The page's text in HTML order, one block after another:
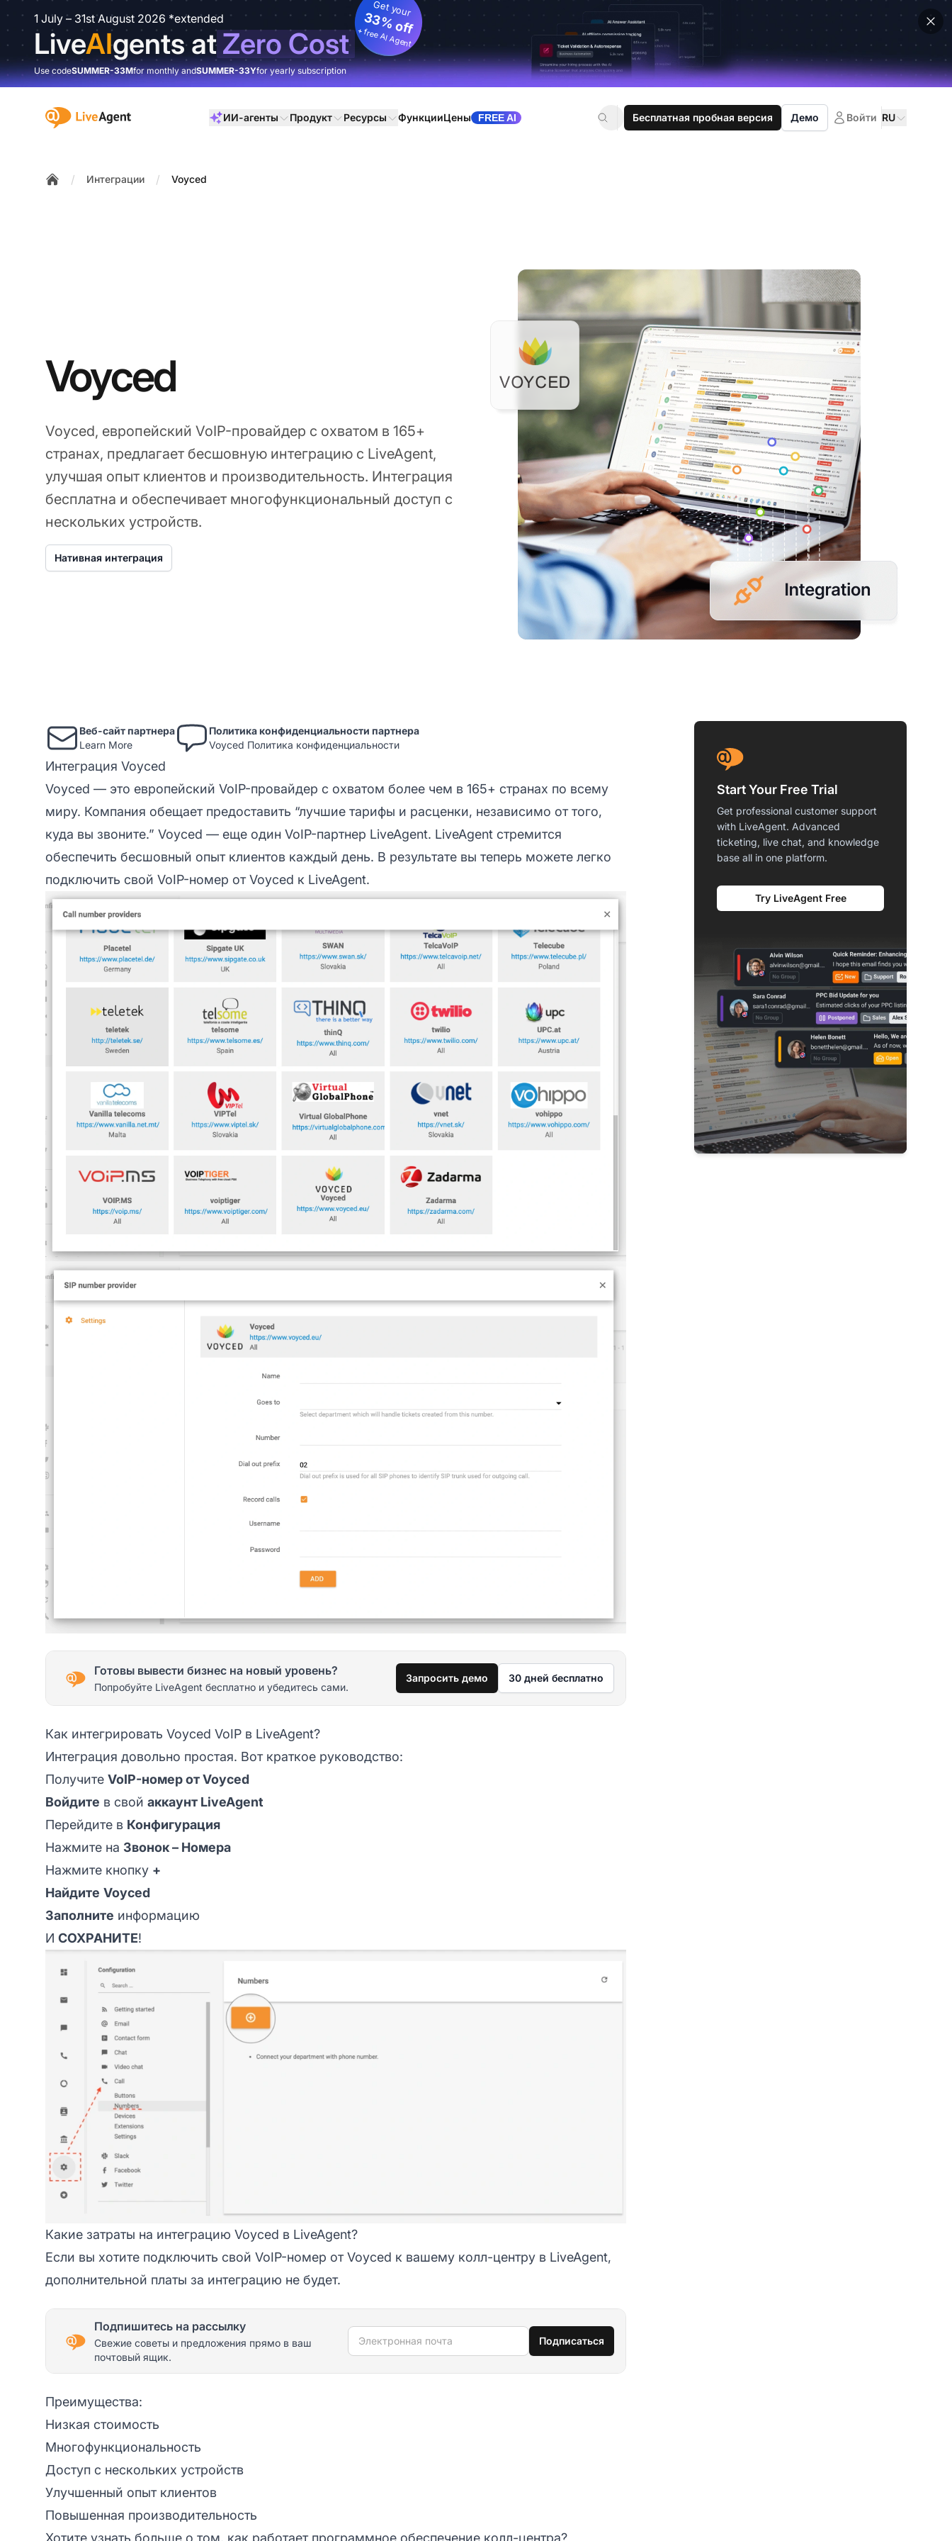
1 July – 31st August 2026 *extended
LiveAIgents atZero Cost
Get your
33% off
+ free AI Agent
Use codeSUMMER-33Mfor monthly andSUMMER-33Yfor yearly subscription
:site.title ИИ-агенты Продукт Ресурсы ФункцииЦены FREE AI Бесплатная пробная версия Демо Войти RU
/ Интеграции / Voyced
Voyced
Voyced, европейский VoIP-провайдер с охватом в 165+
странах, предлагает бесшовную интеграцию с LiveAgent,
улучшая опыт клиентов и производительность. Интеграция
бесплатна и обеспечивает многофункциональный доступ с
нескольких устройств.
Нативная интеграция
Веб-сайт партнера
Learn More
Политика конфиденциальности партнера
Voyced Политика конфиденциальности
Интеграция Voyced
Voyced — это европейский VoIP-провайдер с охватом более чем в 165+ странах по всему
миру. Компания обещает предоставить “лучшие тарифы и расценки, независимо от того,
куда вы звоните.” Voyced — еще один VoIP-партнер LiveAgent. LiveAgent стремится
обеспечить бесшовный опыт клиентов каждый день. В результате вы теперь можете легко
подключить свой VoIP-номер от Voyced к LiveAgent.
Готовы вывести бизнес на новый уровень?
Попробуйте LiveAgent бесплатно и убедитесь сами.
Запросить демо 30 дней бесплатно
Как интегрировать Voyced VoIP в LiveAgent?
Интеграция довольно простая. Вот краткое руководство:
Получите VoIP-номер от Voyced
Войдите в свой аккаунт LiveAgent
Перейдите в Конфигурация
Нажмите на Звонок – Номера
Нажмите кнопку +
Найдите Voyced
Заполните информацию
И СОХРАНИТЕ!
Какие затраты на интеграцию Voyced в LiveAgent?
Если вы хотите подключить свой VoIP-номер от Voyced к вашему колл-центру в LiveAgent,
дополнительной платы за интеграцию не будет.
Подпишитесь на рассылку
Свежие советы и предложения прямо в ваш
почтовый ящик.
Электронная почта Подписаться
Преимущества:
Низкая стоимость
Многофункциональность
Доступ с нескольких устройств
Улучшенный опыт клиентов
Повышенная производительность
Start Your Free Trial
Get professional customer support
with LiveAgent. Advanced
ticketing, live chat, and knowledge
base all in one platform.
Try LiveAgent Free